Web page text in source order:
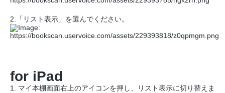
2.「リスト表示」を選んでください。
for iPad
1. マイ本棚画面右上のアイコンを押し、リスト表示に切り替えま